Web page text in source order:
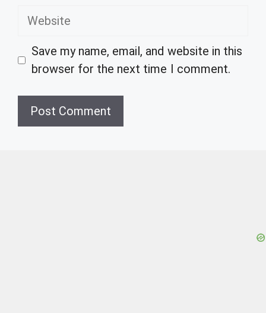
Website
Save my name, email, and website in this
browser for the next time I comment.